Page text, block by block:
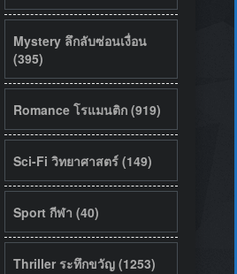
Mystery ลึกลับซ่อนเงื่อน
(395)
Romance โรแมนติก (919)
Sci-Fi วิทยาศาสตร์ (149)
Sport กีฬา (40)
Thriller ระทึกขวัญ (1253)